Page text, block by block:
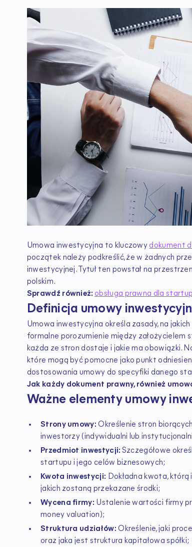
Umowa inwestycyjna to kluczowy dokument
początek należy podkreślić, że w żadnych
inwestycyjnej. Tytuł ten powstał na
polskim.
Sprawdź również: obsługa prawna dla
Definicja umowy
Umowa inwestycyjna określa zasady, na
formalne porozumienie między założycielem
każda ze stron dostaje i jakie ma obowiązki.
które mogą być pomocne jako punkt
dostosowania umowy do specyfiki danego
Jak każdy dokument prawny, również
Ważne elementy umowy
Strony umowy: Określenie stron
inwestorzy (indywidualni lub
Przedmiot inwestycji: Szczegółowe
startupu i jego celów biznesowych;
Kwota inwestycji: Dokładna kwota,
jakich zostaną przekazane środki;
Wycena firmy: Ustalenie wartości firmy
money valuation);
Struktura udziałów: Określenie, jaki
oraz jaka jest struktura kapitałowa spółki;